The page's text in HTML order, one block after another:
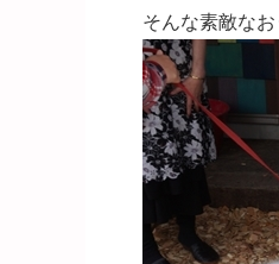
そんな素敵な